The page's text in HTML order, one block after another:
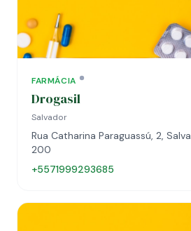
FARMÁCIA
Drogasil
Salvador
Rua Catharina Paraguassú, 2,
200
+5571999293685